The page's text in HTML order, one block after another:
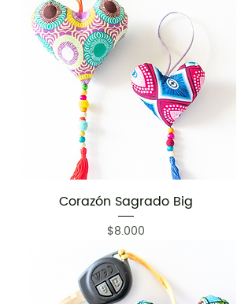
Corazón Sagrado Big
Precio
$8.000